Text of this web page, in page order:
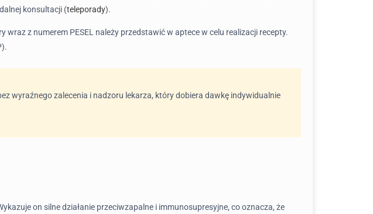
konsultacji (teleporady).
z numerem PESEL należy przedstawić w aptece w celu realizacji recepty.
wyraźnego zalecenia i nadzoru lekarza, który dobiera dawkę indywidualnie
on silne działanie przeciwzapalne i immunosupresyjne, co oznacza, że